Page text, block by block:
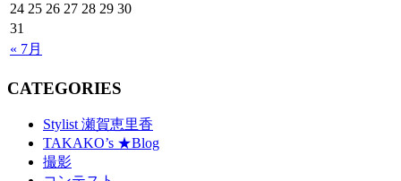
« 7月
24 25 26 27 28 29 30
31
CATEGORIES
Stylist 瀬賀恵里香
TAKAKO’s ★Blog
撮影